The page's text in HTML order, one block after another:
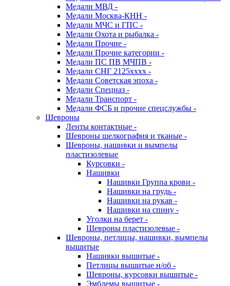
Медали МВД -
Медали Москва-КНН -
Медали МЧС и ГПС -
Медали Охота и рыбалка -
Медали Прочие -
Медали Прочие категории -
Медали ПС ПВ МЧПВ -
Медали СНГ 2125хххх -
Медали Советская эпоха -
Медали Спецназ -
Медали Транспорт -
Медали ФСБ и прочие спецслужбы -
Шевроны
Ленты контактные -
Шевроны шелкография и тканые -
Шевроны, нашивки и вымпелы
пластизолевые
Курсовки -
Нашивки
Нашивки Группа крови -
Нашивки на грудь -
Нашивки на рукав -
Нашивки на спину -
Уголки на берет -
Шевроны пластизолевые -
Шевроны, петлицы, нашивки, вымпелы
вышитые
Нашивки вышитые -
Петлицы вышитые н/об -
Шевроны, курсовки вышитые -
Эмблемы вышитые -